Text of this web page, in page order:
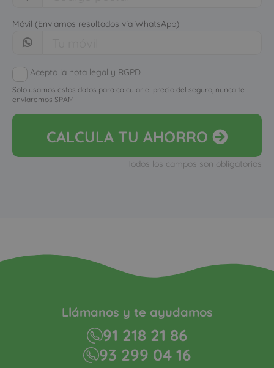
Móvil (Enviamos resultados vía WhatsApp)
Acepto la nota legal y RGPD
Solo usamos estos datos para calcular el precio del seguro, nunca te
enviaremos SPAM
CALCULA TU AHORRO
Todos los campos son obligatorios
Llámanos y te ayudamos
91 218 21 86
93 299 04 16